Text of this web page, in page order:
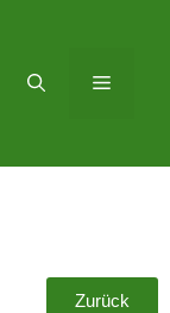
Zurück